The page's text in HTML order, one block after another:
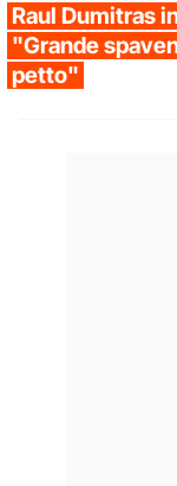
Raul Dumitras
"Grande
petto"